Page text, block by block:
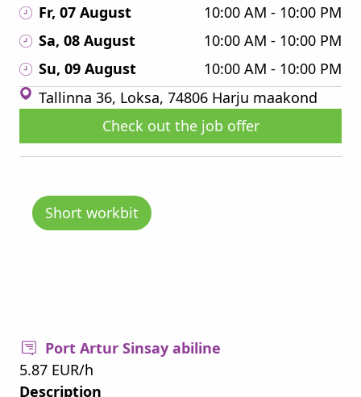
Fr, 07 August
10:00 AM - 10:00 PM
Sa, 08 August
10:00 AM - 10:00 PM
Su, 09 August
10:00 AM - 10:00 PM
Tallinna 36, Loksa, 74806 Harju maakond
Check out the job offer
Short workbit
Port Artur Sinsay abiline
5.87 EUR/h
Description